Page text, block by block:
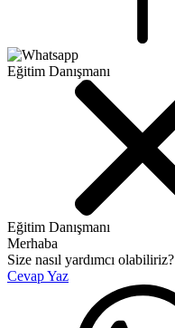
Eğitim Danışmanı
Eğitim Danışmanı
Merhaba
Size nasıl yardımcı olabiliriz?
Cevap Yaz